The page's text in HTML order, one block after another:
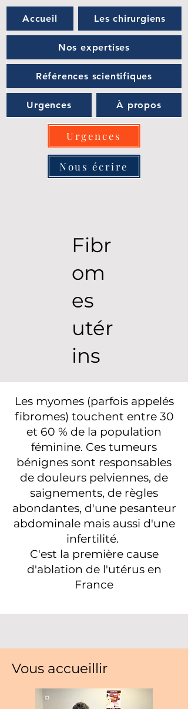
Urgences
Nous écrire
Accueil Les chirurgiens
Nos expertises
Références scientifiques
Urgences À propos
Fibr
om
es
utér
ins
Les myomes (parfois appelés
fibromes) touchent entre 30
et 60 % de la population
féminine. Ces tumeurs
bénignes sont responsables
de douleurs pelviennes, de
saignements, de règles
abondantes, d'une pesanteur
abdominale mais aussi d'une
infertilité.
C'est la première cause
d'ablation de l'utérus en
France
Vous accueillir